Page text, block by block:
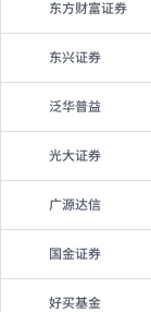
东方财富证券
东兴证券
泛华普益
光大证券
广源达信
国金证券
好买基金